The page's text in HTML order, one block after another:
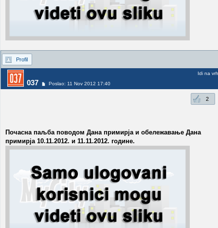
Profil
037 Poslao: 11 Nov 2012 17:40
Idi na vrh
2
Почасна паљба поводом Дана примирја и обележавање Дана
примирја 10.11.2012. и 11.11.2012. године.